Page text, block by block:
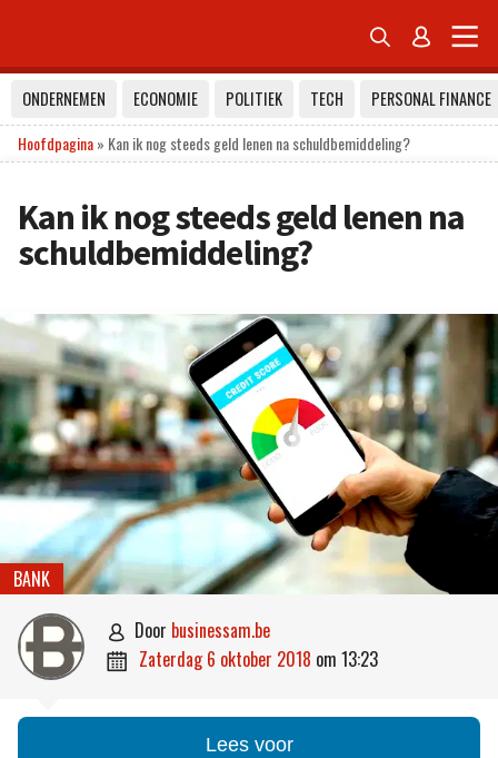
 
ONDERNEMEN ECONOMIE POLITIEK TECH
PERSONAL FINANCE
Hoofdpagina» Kan ik nog steeds geld lenen na schuldbemiddeling?
Kan ik nog steeds geld lenen na
schuldbemiddeling?
BANK
 door businessam.be
 zaterdag 6 oktober 2018 om 13:23
Lees voor